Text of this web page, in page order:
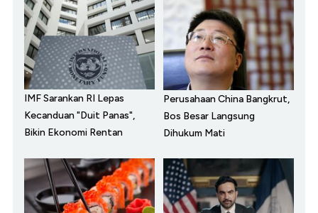
IMF Sarankan RI Lepas
Kecanduan "Duit Panas",
Bikin Ekonomi Rentan
Perusahaan China Bangkrut,
Bos Besar Langsung
Dihukum Mati